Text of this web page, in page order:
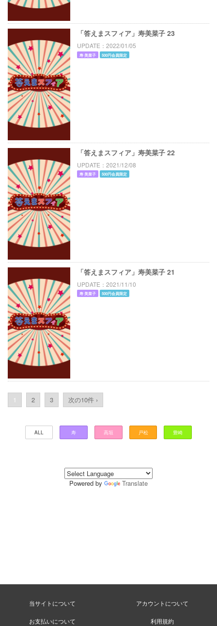
「答えまスフィア」寿美菜子 23
UPDATE 2022/01/05
寿 美菜子 500円会員限定
「答えまスフィア」寿美菜子 22
UPDATE 2021/12/08
寿 美菜子 500円会員限定
「答えまスフィア」寿美菜子 21
UPDATE 2021/11/10
寿 美菜子 500円会員限定
1 2 3 次の10件 ›
ALL 寿 高垣 戸松 豊崎
Powered by Translate
当サイトについて アカウントについて
お支払いについて 利用規約